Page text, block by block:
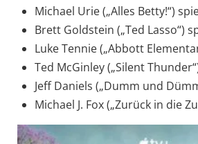
Michael Urie („Alles Betty!“)
Brett Goldstein („Ted Lasso“)
Luke Tennie („Abbott
Ted McGinley („Silent
Jeff Daniels („Dumm und
Michael J. Fox („Zurück in die